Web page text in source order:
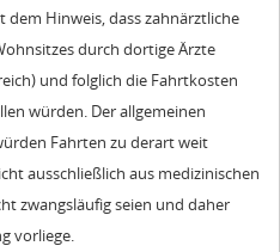
Hinweis, dass zahnärztliche
durch dortige Ärzte
und folglich die Fahrtkosten
würden. Der allgemeinen
Fahrten zu derart weit
ausschließlich aus medizinischen
zwangsläufig seien und daher
vorliege.